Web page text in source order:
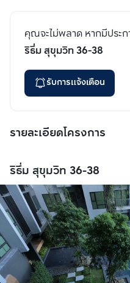
คุณจะไม่พลาด หากมีประก
ริธึ่ม สุขุมวิท 36-38
รับการแจ้งเตือน
รายละเอียดโครงการ
ริธึ่ม สุขุมวิท 36-38